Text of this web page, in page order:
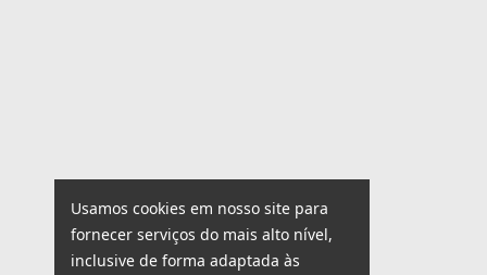
Usamos cookies em nosso site para
fornecer serviços do mais alto nível,
inclusive de forma adaptada às